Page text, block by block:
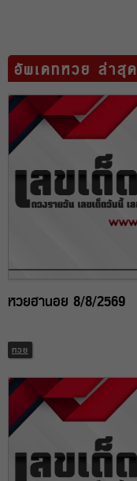
อัพเดทหวย ล่าสุด
หวยฮานอย 8/8/2569
หวย